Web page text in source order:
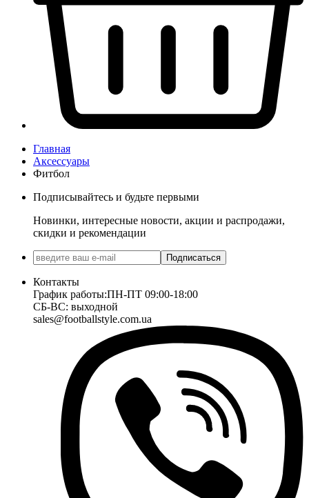
Главная
Аксессуары
Фитбол
Подписывайтесь и будьте первыми
Новинки, интересные новости, акции и распродажи,
скидки и рекомендации
Подписаться
Контакты
График работы:ПН-ПТ 09:00-18:00
СБ-ВС: выходной
sales@footballstyle.com.ua